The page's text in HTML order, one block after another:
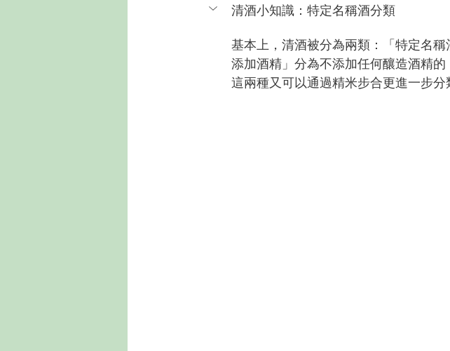
清酒小知識： 特定名稱酒分類
基本上，清酒被分為兩類：「特定名稱
添加酒精」分為不添加任何釀造酒精的
這兩種又可以通過精米步合更進一步分